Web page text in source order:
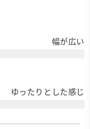
幅が広い
ゆったりとした感じ